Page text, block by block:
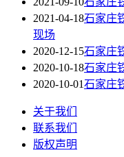
2021-04-18石家庄
现场
2020-12-15石家庄
2020-10-18石家庄
2020-10-01石家庄
关于我们
联系我们
版权声明